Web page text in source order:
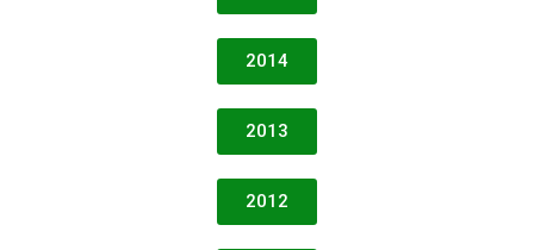
2014
2013
2012